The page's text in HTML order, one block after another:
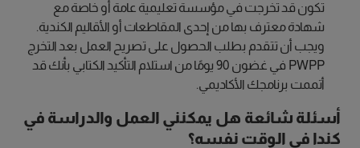
تكون قد تخرجت في مؤسسة تعليمية عامة أو خاصة مع
شهادة معترف بها من إحدى المقاطعات أو الأقاليم الكندية.
ويجب أن تتقدم بطلب الحصول على تصريح العمل بعد التخرج
PWPP في غضون 90 يومًا من استلام التأكيد الكتابي بأنك قد
أتممت برنامجك الأكاديمي.
أسئلة شائعة هل يمكنني العمل والدراسة في
كندا في الوقت نفسه؟